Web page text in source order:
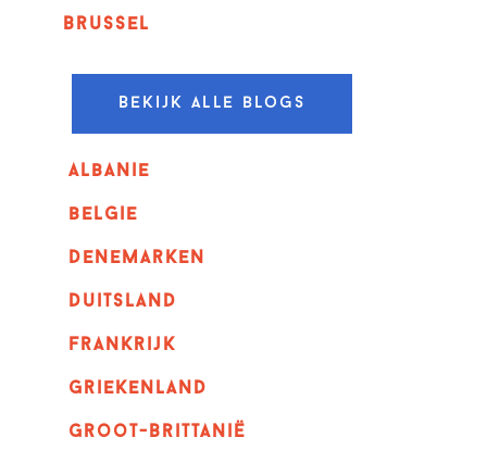
Brussel
Bekijk alle blogs
albanie
belgie
denemarken
duitsland
frankrijk
griekenland
Groot-Brittanië